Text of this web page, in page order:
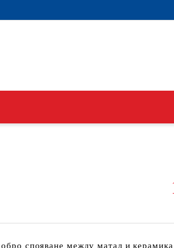
спояване между матал и керамика